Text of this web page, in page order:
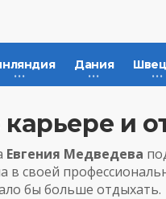
Дания
и
Евгения Медведева
своей
бы больше отдыхать.